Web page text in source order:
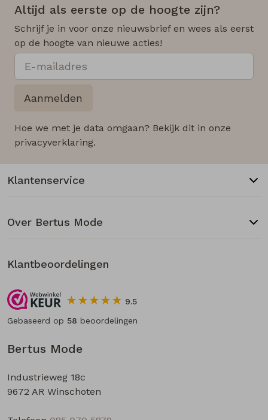
Altijd als eerste op de hoogte zijn?
Schrijf je in voor onze nieuwsbrief en wees als eerst
op de hoogte van nieuwe acties!
Aanmelden
Hoe we met je data omgaan? Bekijk dit in onze
privacyverklaring.
Bertus Mode
Industrieweg 18c
9672 AR Winschoten
Klantenservice
Over Bertus Mode
Klantbeoordelingen
9.5
Gebaseerd op 58 beoordelingen